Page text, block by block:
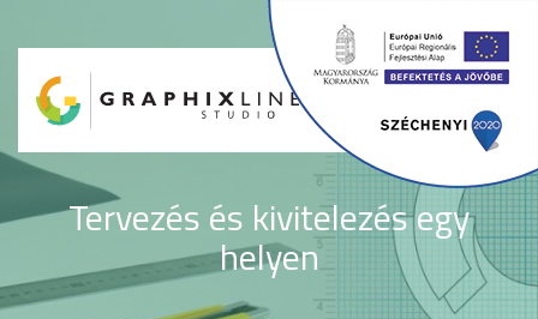
Tervezés és kivitelezés egy
helyen